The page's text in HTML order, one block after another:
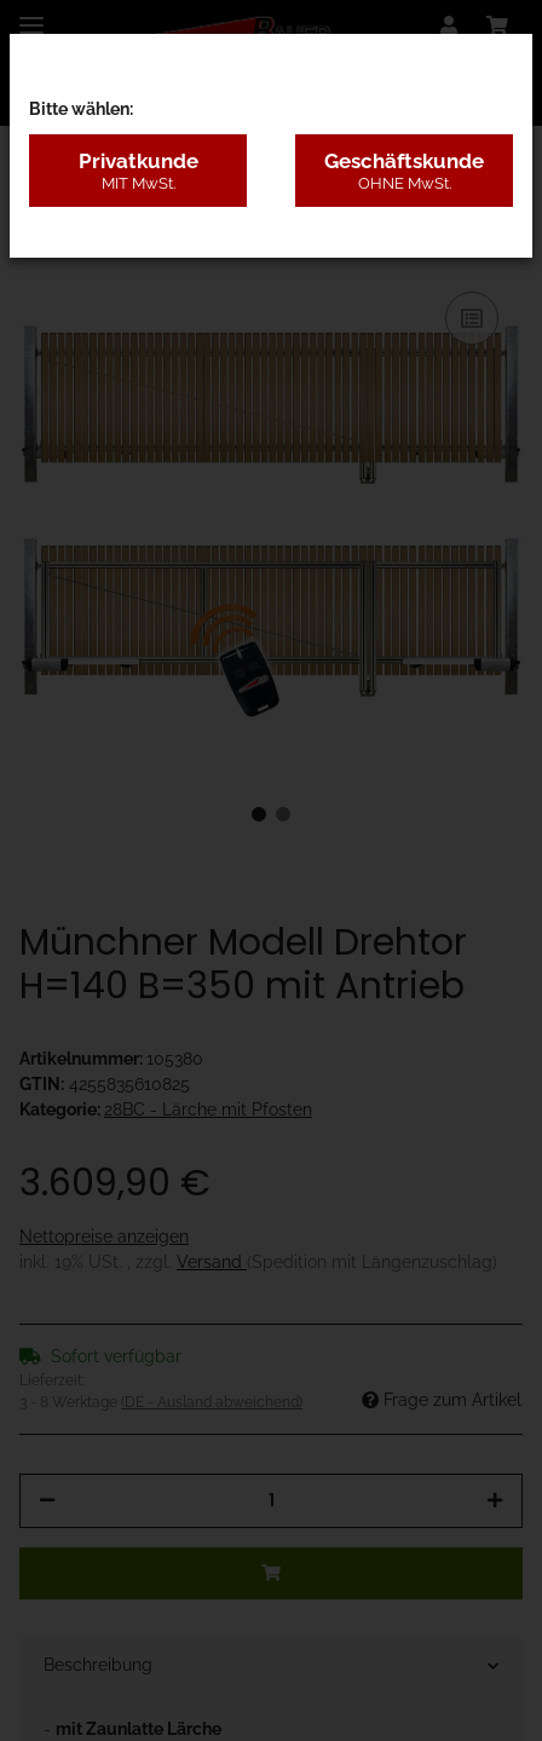
28BC - Lärche mit Pfosten
Münchner Modell Drehtor
H=140 B=350 mit Antrieb
Artikelnummer: 105380
GTIN: 4255835610825
Kategorie: 28BC - Lärche mit Pfosten
3.609,90 €
Nettopreise anzeigen
inkl. 19% USt. , zzgl. Versand (Spedition mit Längenzuschlag)
Sofort verfügbar
Lieferzeit:
3 - 8 Werktage
(DE - Ausland abweichend) Frage zum Artikel
Beschreibung
- mit Zaunlatte Lärche
Bitte wählen:
Privatkunde
MIT MwSt.
Geschäftskunde
OHNE MwSt.